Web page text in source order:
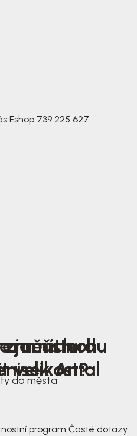
Eshop 739 225 627
jarních
Antal
nohu
velikost?
mustard
do města
program Časté dotazy